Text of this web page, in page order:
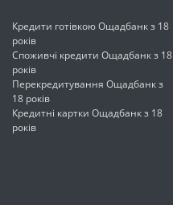
Кредити готівкою Ощадбанк з 18
років
Споживчі кредити Ощадбанк з 18
років
Перекредитування Ощадбанк з
18 років
Кредитні картки Ощадбанк з 18
років